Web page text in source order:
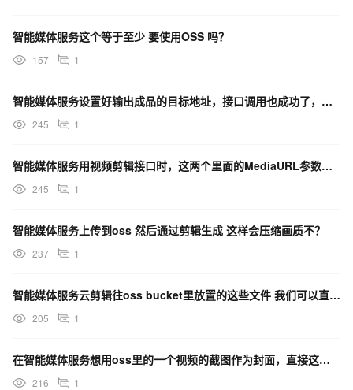
智能媒体服务这个等于至少 要使用OSS 吗？
157 1
智能媒体服务设置好输出成品的目标地址，接口调用也成功了，为什么在oss里找不到输出的oss文件呢？
245 1
智能媒体服务用视频剪辑接口时，这两个里面的MediaURL参数可以是oss存储地址吧？
245 1
智能媒体服务上传到oss 然后通过剪辑生成 这样会压缩画质不？
237 1
智能媒体服务云剪辑往oss bucket里放置的这些文件 我们可以直接删掉没影响吧？
205 1
在智能媒体服务想用oss里的一个视频的截图作为封面，直接这么设置是不是不行啊？
216 1